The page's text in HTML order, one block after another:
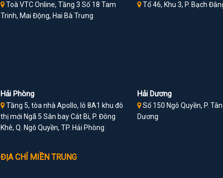
Toà VTC Online, Tầng 3 Số 18 Tam
Trinh, Mai Động, Hai Bà Trưng
Tổ 46, Khu 3, P. Bạch
Hải Phòng
Tầng 5, tòa nhà Apollo, lô 8A1 khu đô
thị mới Ngã 5 Sân bay Cát Bi, P. Đông
Khê, Q. Ngô Quyền, TP. Hải Phòng
Hải Dương
Số 150 Ngô Quyền, P.
Dương
ĐỊA CHỈ MIỀN TRUNG